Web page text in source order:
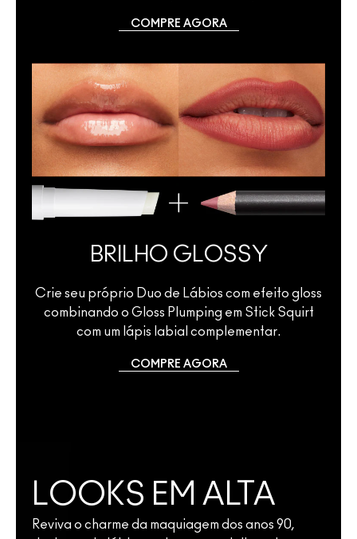
COMPRE AGORA
BRILHO GLOSSY
Crie seu próprio Duo de Lábios com efeito gloss
combinando o Gloss Plumping em Stick Squirt
com um lápis labial complementar.
COMPRE AGORA
LOOKS EM ALTA
Reviva o charme da maquiagem dos anos 90,